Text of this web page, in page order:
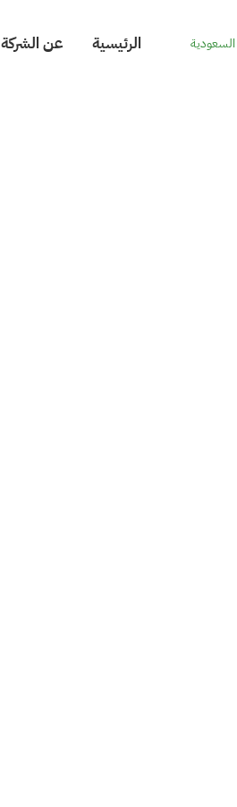
السعودية الرئيسية عن الشركة